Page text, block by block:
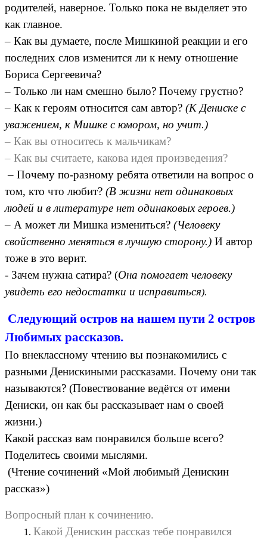
родителей, наверное. Только пока не выделяет это
как главное.
– Как вы думаете, после Мишкиной реакции и его
последних слов изменится ли к нему отношение
Бориса Сергеевича?
– Только ли нам смешно было? Почему грустно?
– Как к героям относится сам автор? (К Дениске с
уважением, к Мишке с юмором, но учит.)
– Как вы относитесь к мальчикам?
– Как вы считаете, какова идея произведения?
– Почему по-разному ребята ответили на вопрос о
том, кто что любит? (В жизни нет одинаковых
людей и в литературе нет одинаковых героев.)
– А может ли Мишка измениться? (Человеку
свойственно меняться в лучшую сторону.) И автор
тоже в это верит.
- Зачем нужна сатира? (Она помогает человеку
увидеть его недостатки и исправиться).
Следующий остров на нашем пути 2 остров
Любимых рассказов.
По внеклассному чтению вы познакомились с
разными Денискиными рассказами. Почему они так
называются? (Повествование ведётся от имени
Дениски, он как бы рассказывает нам о своей
жизни.)
Какой рассказ вам понравился больше всего?
Поделитесь своими мыслями.
(Чтение сочинений «Мой любимый Денискин
рассказ»)
Вопросный план к сочинению.
Какой Денискин рассказ тебе понравился